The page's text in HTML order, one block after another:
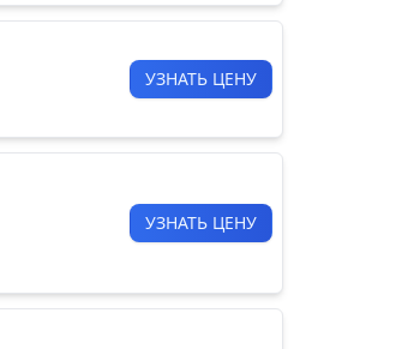
УЗНАТЬ ЦЕНУ
УЗНАТЬ ЦЕНУ